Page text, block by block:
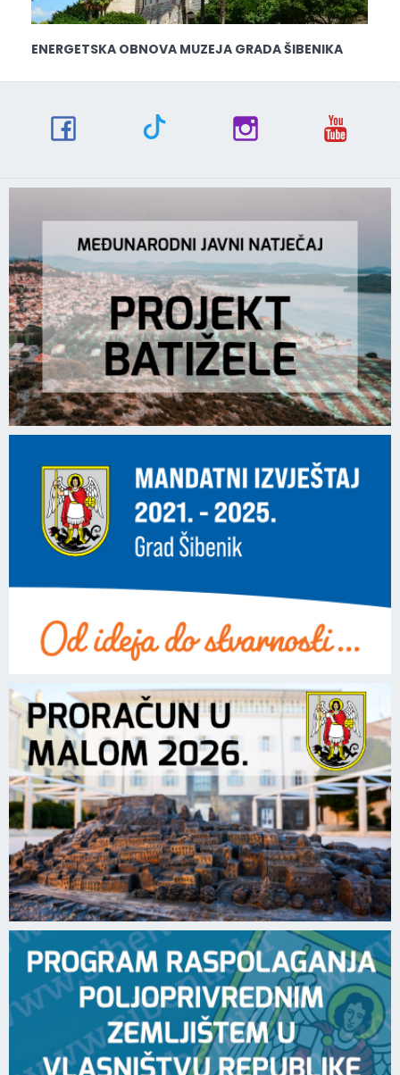
ENERGETSKA OBNOVA MUZEJA GRADA ŠIBENIKA